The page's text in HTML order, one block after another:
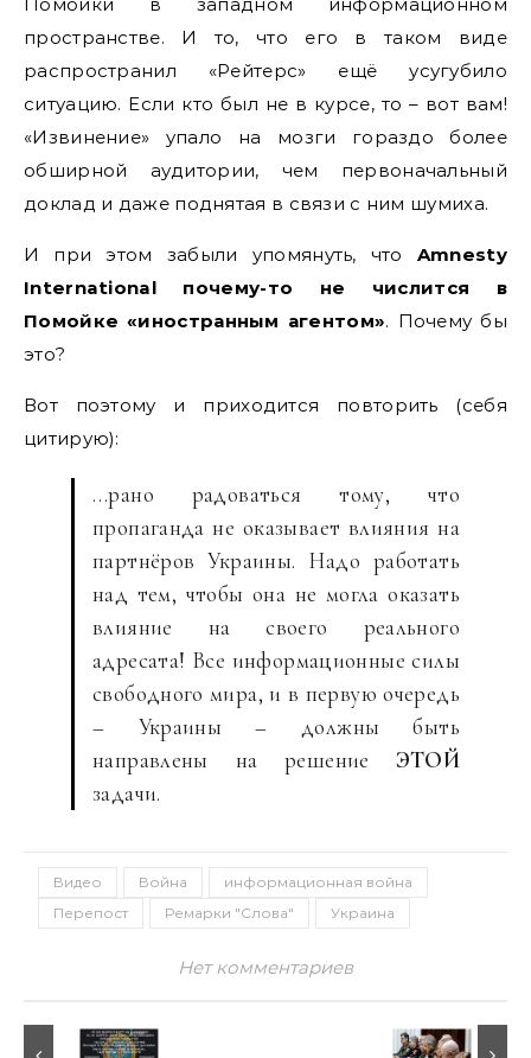
пространстве. И то, что его в таком виде
распространил «Рейтерс» ещё усугубило
ситуацию. Если кто был не в курсе, то – вот вам!
«Извинение» упало на мозги гораздо более
обширной аудитории, чем первоначальный
доклад и даже поднятая в связи с ним шумиха.
И при этом забыли упомянуть, что Amnesty
International почему-то не числится в
Помойке «иностранным агентом». Почему бы
это?
Вот поэтому и приходится повторить (себя
цитирую):
…рано радоваться тому, что
пропаганда не оказывает влияния на
партнёров Украины. Надо работать
над тем, чтобы она не могла оказать
влияние на своего реального
адресата! Все информационные силы
свободного мира, и в первую очередь
– Украины – должны быть
направлены на решениеЭТОЙ
задачи.
Видео Война
информационная война
Перепост
Ремарки "Слова" Украина
Нет комментариев